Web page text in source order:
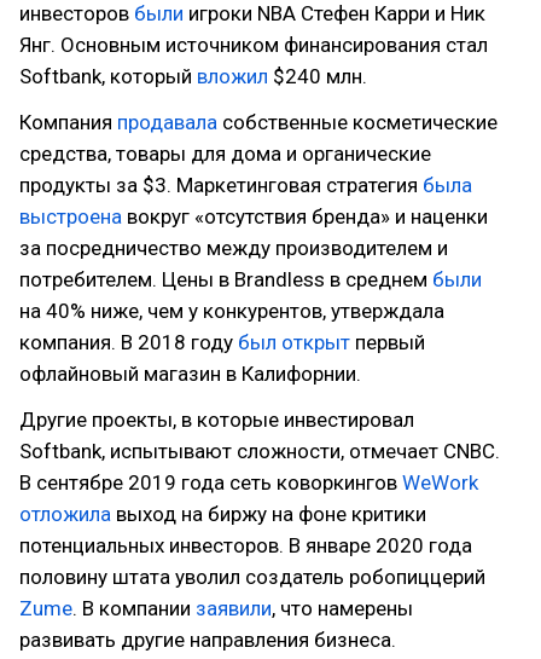
инвесторов были игроки NBA Стефен Карри и Ник
Янг. Основным источником финансирования стал
Softbank, который вложил $240 млн.
Компания продавала собственные косметические
средства, товары для дома и органические
продукты за $3. Маркетинговая стратегия была
выстроена вокруг «отсутствия бренда» и наценки
за посредничество между производителем и
потребителем. Цены в Brandless в среднем были
на 40% ниже, чем у конкурентов, утверждала
компания. В 2018 году был открыт первый
офлайновый магазин в Калифорнии.
Другие проекты, в которые инвестировал
Softbank, испытывают сложности, отмечает CNBC.
В сентябре 2019 года сеть коворкингов WeWork
отложила выход на биржу на фоне критики
потенциальных инвесторов. В январе 2020 года
половину штата уволил создатель робопиццерий
Zume. В компании заявили, что намерены
развивать другие направления бизнеса.